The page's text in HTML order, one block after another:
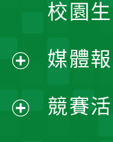
校園
媒體
競賽
開